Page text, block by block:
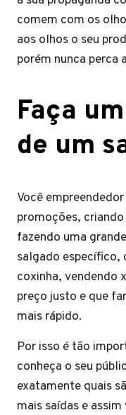
comem com os
aos olhos o seu
porém nunca perca
Faça
de um
Você
promoções,
fazendo uma
salgado específico,
coxinha, vendendo
preço justo e que
mais rápido.
Por isso é tão
conheça o seu
exatamente quais
mais saídas e